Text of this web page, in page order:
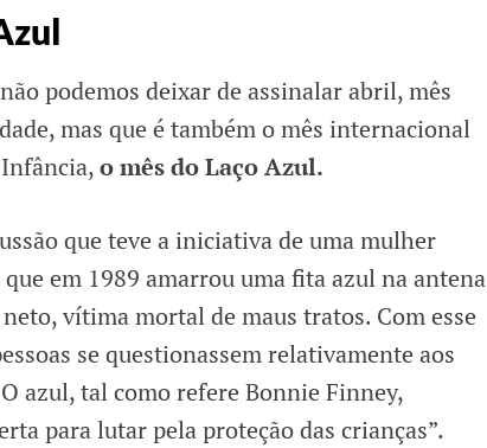
podemos deixar de assinalar abril, mês
mas que é também o mês internacional
o mês do Laço Azul.
que teve a iniciativa de uma mulher
em 1989 amarrou uma fita azul na antena
vítima mortal de maus tratos. Com esse
se questionassem relativamente aos
azul, tal como refere Bonnie Finney,
para lutar pela proteção das crianças”.